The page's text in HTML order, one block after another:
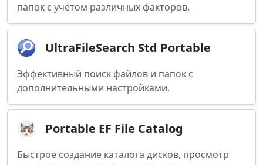
папок с учётом различных факторов.
UltraFileSearch Std Portable
Эффективный поиск файлов и папок с
дополнительными настройками.
Portable EF File Catalog
Быстрое создание каталога дисков, просмотр